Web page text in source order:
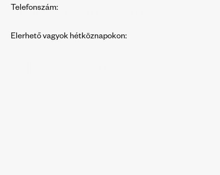
andi@vassandi.com
Telefonszám:
+36 30 816 39 63
Elerhető vagyok hétköznapokon: